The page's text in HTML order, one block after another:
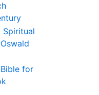
Spiritual
for